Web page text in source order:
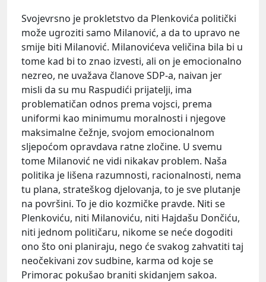
Svojevrsno je prokletstvo da Plenkovića politički
može ugroziti samo Milanović, a da to upravo ne
smije biti Milanović. Milanovićeva veličina bila bi u
tome kad bi to znao izvesti, ali on je emocionalno
nezreo, ne uvažava članove SDP-a, naivan jer
misli da su mu Raspudići prijatelji, ima
problematičan odnos prema vojsci, prema
uniformi kao minimumu moralnosti i njegove
maksimalne čežnje, svojom emocionalnom
sljepoćom opravdava ratne zločine. U svemu
tome Milanović ne vidi nikakav problem. Naša
politika je lišena razumnosti, racionalnosti, nema
tu plana, strateškog djelovanja, to je sve plutanje
na površini. To je dio kozmičke pravde. Niti se
Plenkoviću, niti Milanoviću, niti Hajdašu Dončiću,
niti jednom političaru, nikome se neće dogoditi
ono što oni planiraju, nego će svakog zahvatiti taj
neočekivani zov sudbine, karma od koje se
Primorac pokušao braniti skidanjem sakoa.